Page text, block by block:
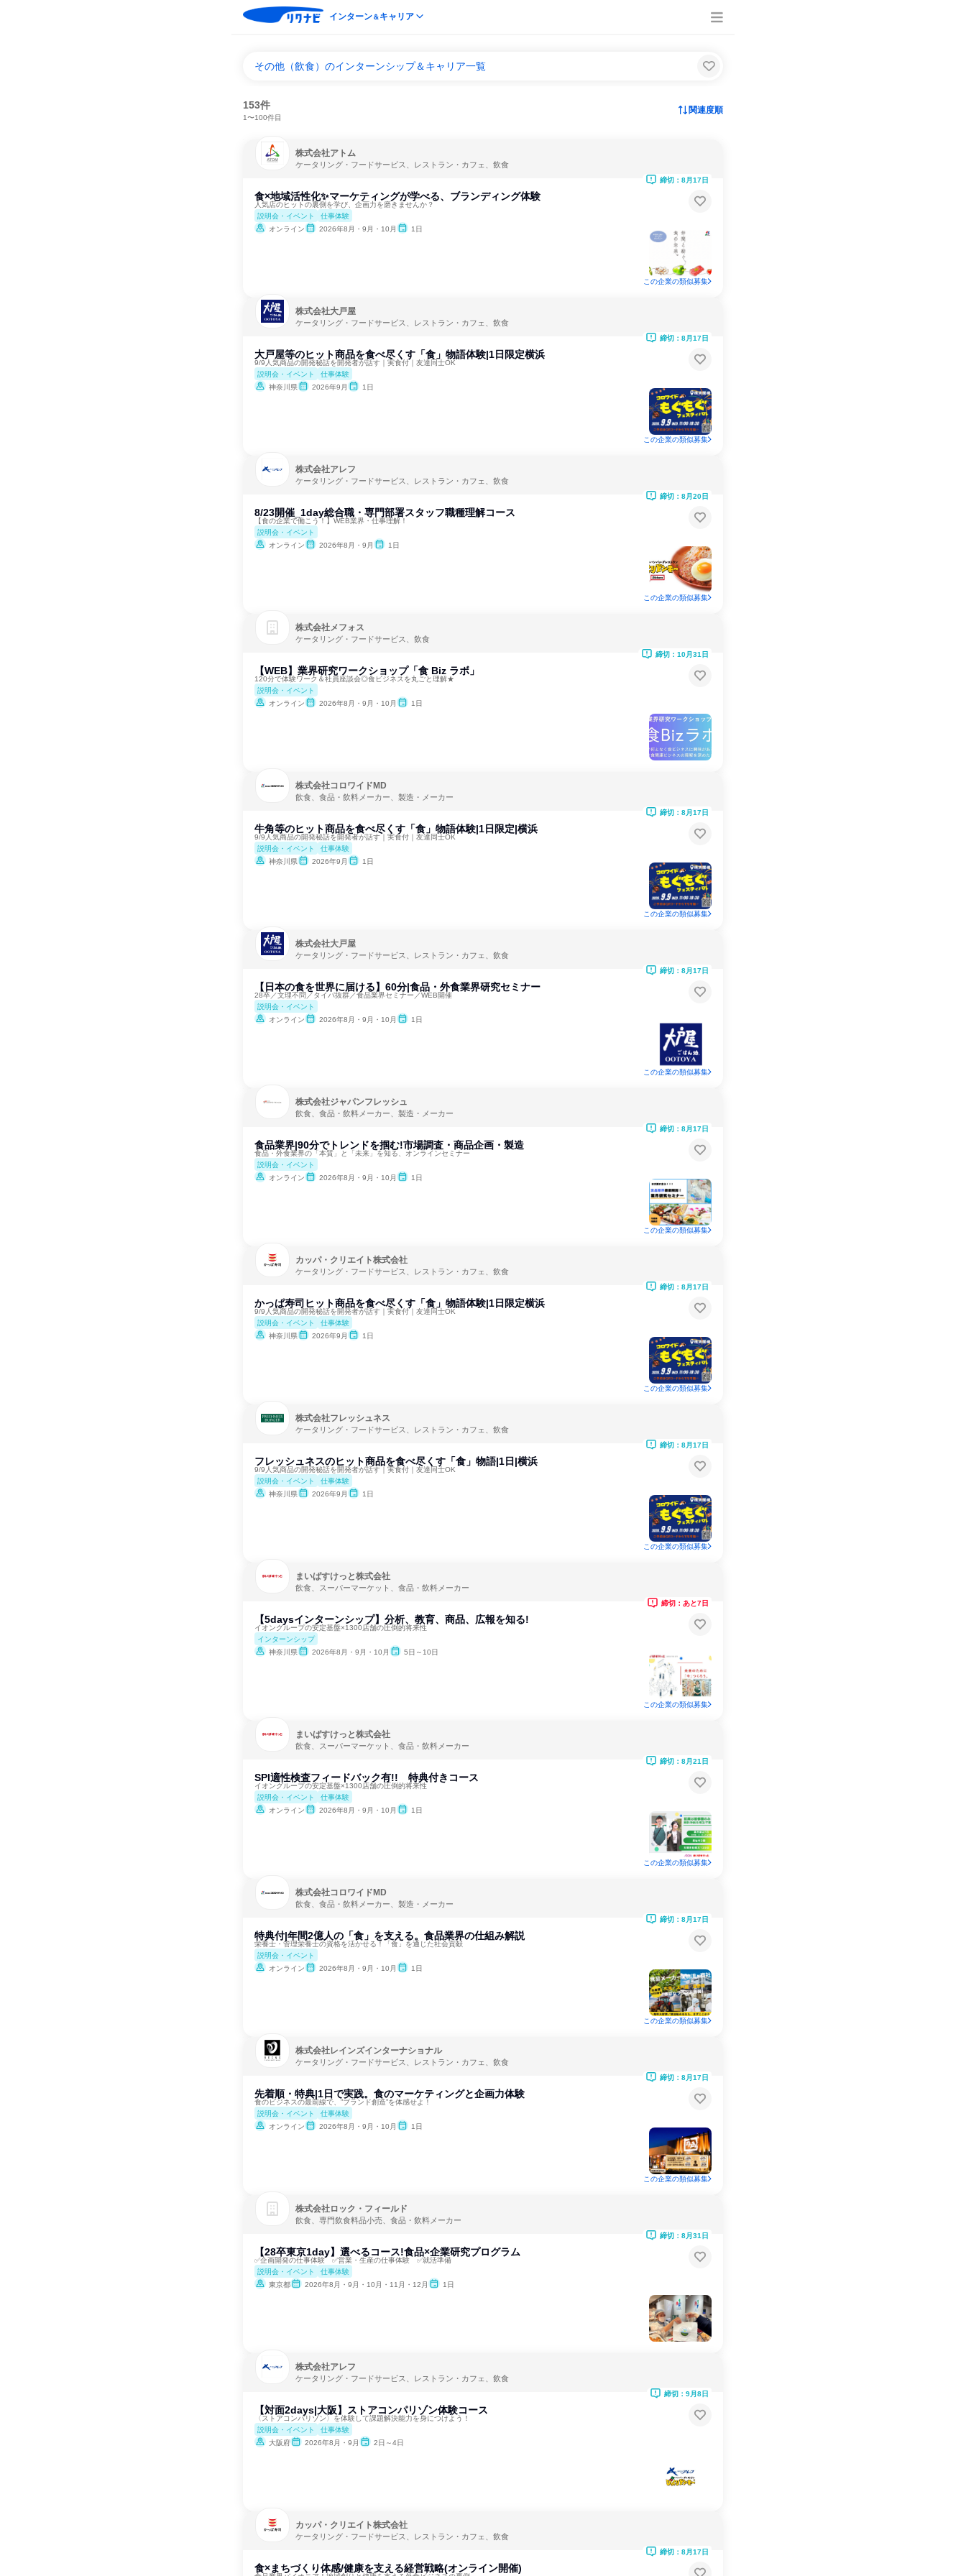
インターン＆キャリア
その他（飲食）のインターンシップ＆キャリア一覧
153件
1〜100件目
関連度順
株式会社アトム
ケータリング・フードサービス、レストラン・カフェ、飲食
食×地域活性化✨マーケティングが学べる、ブランディング体験
人気店のヒットの裏側を学び、企画力を磨きませんか？
説明会・イベント
仕事体験
オンライン
2026年8月・9月・10月 1日
締切：8月17日
この企業の類似募集
株式会社大戸屋
ケータリング・フードサービス、レストラン・カフェ、飲食
大戸屋等のヒット商品を食べ尽くす「食」物語体験|1日限定横浜
9/9人気商品の開発秘話を開発者が話す｜実食付｜友達同士OK
説明会・イベント
仕事体験
神奈川県
2026年9月 1日
締切：8月17日
この企業の類似募集
株式会社アレフ
ケータリング・フードサービス、レストラン・カフェ、飲食
8/23開催_1day総合職・専門部署スタッフ職種理解コース
【食の企業で働こう！】WEB業界・仕事理解！
説明会・イベント
オンライン
2026年8月・9月 1日
締切：8月20日
この企業の類似募集
株式会社メフォス
ケータリング・フードサービス、飲食
【WEB】業界研究ワークショップ「食 Biz ラボ」
120分で体験ワーク＆社員座談会◎食ビジネスを丸ごと理解★
説明会・イベント
オンライン
2026年8月・9月・10月 1日
締切：10月31日
株式会社コロワイドMD
飲食、食品・飲料メーカー、製造・メーカー
牛角等のヒット商品を食べ尽くす「食」物語体験|1日限定|横浜
9/9人気商品の開発秘話を開発者が話す｜実食付｜友達同士OK
説明会・イベント
仕事体験
神奈川県
2026年9月 1日
締切：8月17日
この企業の類似募集
株式会社大戸屋
ケータリング・フードサービス、レストラン・カフェ、飲食
【日本の食を世界に届ける】60分|食品・外食業界研究セミナー
28卒／文理不問／タイパ抜群／食品業界セミナー／WEB開催
説明会・イベント
オンライン
2026年8月・9月・10月 1日
締切：8月17日
この企業の類似募集
株式会社ジャパンフレッシュ
飲食、食品・飲料メーカー、製造・メーカー
食品業界|90分でトレンドを掴む!市場調査・商品企画・製造
食品・外食業界の「本質」と「未来」を知る、オンラインセミナー
説明会・イベント
オンライン
2026年8月・9月・10月 1日
締切：8月17日
この企業の類似募集
カッパ・クリエイト株式会社
ケータリング・フードサービス、レストラン・カフェ、飲食
かっぱ寿司ヒット商品を食べ尽くす「食」物語体験|1日限定横浜
9/9人気商品の開発秘話を開発者が話す｜実食付｜友達同士OK
説明会・イベント
仕事体験
神奈川県
2026年9月 1日
締切：8月17日
この企業の類似募集
株式会社フレッシュネス
ケータリング・フードサービス、レストラン・カフェ、飲食
フレッシュネスのヒット商品を食べ尽くす「食」物語|1日|横浜
9/9人気商品の開発秘話を開発者が話す｜実食付｜友達同士OK
説明会・イベント
仕事体験
神奈川県
2026年9月 1日
締切：8月17日
この企業の類似募集
まいばすけっと株式会社
飲食、スーパーマーケット、食品・飲料メーカー
【5daysインターンシップ】分析、教育、商品、広報を知る!
イオングループの安定基盤×1300店舗の圧倒的将来性
インターンシップ
神奈川県
2026年8月・9月・10月 5日～10日
締切：あと7日
この企業の類似募集
まいばすけっと株式会社
飲食、スーパーマーケット、食品・飲料メーカー
SPI適性検査フィードバック有!! 特典付きコース
イオングループの安定基盤×1300店舗の圧倒的将来性
説明会・イベント
仕事体験
オンライン
2026年8月・9月・10月 1日
締切：8月21日
この企業の類似募集
株式会社コロワイドMD
飲食、食品・飲料メーカー、製造・メーカー
特典付|年間2億人の「食」を支える。食品業界の仕組み解説
栄養士・管理栄養士の資格を活かせる！「食」を通じた社会貢献
説明会・イベント
オンライン
2026年8月・9月・10月 1日
締切：8月17日
この企業の類似募集
株式会社レインズインターナショナル
ケータリング・フードサービス、レストラン・カフェ、飲食
先着順・特典|1日で実践。食のマーケティングと企画力体験
食のビジネスの最前線で、”ブランド創造”を体感せよ！
説明会・イベント
仕事体験
オンライン
2026年8月・9月・10月 1日
締切：8月17日
この企業の類似募集
株式会社ロック・フィールド
飲食、専門飲食料品小売、食品・飲料メーカー
【28卒東京1day】選べるコース!食品×企業研究プログラム
✅企画開発の仕事体験 ✅営業・生産の仕事体験 ✅就活準備
説明会・イベント
仕事体験
東京都
2026年8月・9月・10月・11月・12月 1日
締切：8月31日
株式会社アレフ
ケータリング・フードサービス、レストラン・カフェ、飲食
【対面2days|大阪】ストアコンパリゾン体験コース
〈ストアコンパリゾン〉を体験して課題解決能力を身につけよう！
説明会・イベント
仕事体験
大阪府
2026年8月・9月 2日～4日
締切：9月8日
カッパ・クリエイト株式会社
ケータリング・フードサービス、レストラン・カフェ、飲食
食×まちづくり体感/健康を支える経営戦略(オンライン開催)
締切：8月17日